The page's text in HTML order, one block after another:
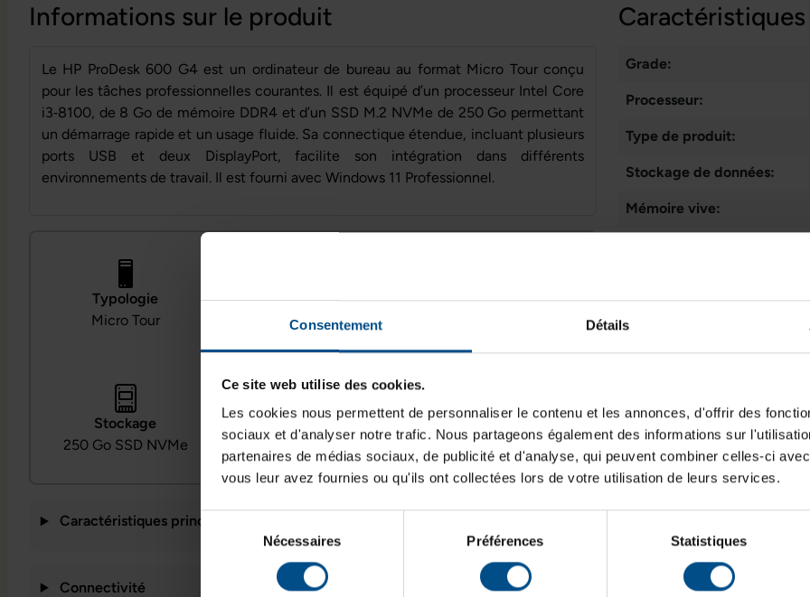
Consentement Détails
Ce site web utilise des cookies.
Les cookies nous permettent de personnaliser le contenu et les annonces, d'offrir des
sociaux et d'analyser notre trafic. Nous partageons également des informations sur
partenaires de médias sociaux, de publicité et d'analyse, qui peuvent combiner celles-ci
vous leur avez fournies ou qu'ils ont collectées lors de votre utilisation de leurs services.
Sélection
consentement
Nécessaires Préférences Statistiques
Informations sur le produit
Le HP ProDesk 600 G4 est un ordinateur de bureau au format Micro Tour conçu
pour les tâches professionnelles courantes. Il est équipé d’un processeur Intel Core
i3‑8100, de 8 Go de mémoire DDR4 et d’un SSD M.2 NVMe de 250 Go permettant
un démarrage rapide et un usage fluide. Sa connectique étendue, incluant plusieurs
ports USB et deux DisplayPort, facilite son intégration dans différents
environnements de travail. Il est fourni avec Windows 11 Professionnel.
Typologie
Micro Tour
3,6 GHz
RAM
Stockage
250 Go SSD NVMe
Système d’exploitation
Windows 11 Professionn
el
Connectiques
USB, DisplayPort, RJ‑45,
audio
Caractéristiques principales
Connectivité
Grade:
Processeur:
Type de produit:
Stockage de données:
Mémoire vive:
Cœurs de processeur:
Programme de partenariat:
GTIN/EAN :